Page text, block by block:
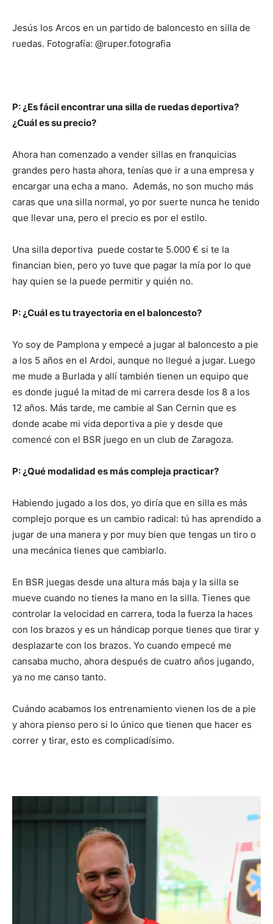
Jesús los Arcos en un partido de baloncesto en silla de
ruedas. Fotografía: @ruper.fotografia
P: ¿Es fácil encontrar una silla de ruedas deportiva?
¿Cuál es su precio?
Ahora han comenzado a vender sillas en franquicias
grandes pero hasta ahora, tenías que ir a una empresa y
encargar una echa a mano. Además, no son mucho más
caras que una silla normal, yo por suerte nunca he tenido
que llevar una, pero el precio es por el estilo.
Una silla deportiva puede costarte 5.000 € si te la
financian bien, pero yo tuve que pagar la mía por lo que
hay quien se la puede permitir y quién no.
P: ¿Cuál es tu trayectoria en el baloncesto?
Yo soy de Pamplona y empecé a jugar al baloncesto a pie
a los 5 años en el Ardoi, aunque no llegué a jugar. Luego
me mude a Burlada y allí también tienen un equipo que
es donde jugué la mitad de mi carrera desde los 8 a los
12 años. Más tarde, me cambie al San Cernin que es
donde acabe mi vida deportiva a pie y desde que
comencé con el BSR juego en un club de Zaragoza.
P: ¿Qué modalidad es más compleja practicar?
Habiendo jugado a los dos, yo diría que en silla es más
complejo porque es un cambio radical: tú has aprendido a
jugar de una manera y por muy bien que tengas un tiro o
una mecánica tienes que cambiarlo.
En BSR juegas desde una altura más baja y la silla se
mueve cuando no tienes la mano en la silla. Tienes que
controlar la velocidad en carrera, toda la fuerza la haces
con los brazos y es un hándicap porque tienes que tirar y
desplazarte con los brazos. Yo cuando empecé me
cansaba mucho, ahora después de cuatro años jugando,
ya no me canso tanto.
Cuándo acabamos los entrenamiento vienen los de a pie
y ahora pienso pero si lo único que tienen que hacer es
correr y tirar, esto es complicadísimo.